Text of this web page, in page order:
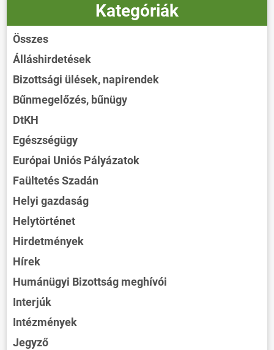
Kategóriák
Összes
Álláshirdetések
Bizottsági ülések, napirendek
Bűnmegelőzés, bűnügy
DtKH
Egészségügy
Európai Uniós Pályázatok
Faültetés Szadán
Helyi gazdaság
Helytörténet
Hirdetmények
Hírek
Humánügyi Bizottság meghívói
Interjúk
Intézmények
Jegyző